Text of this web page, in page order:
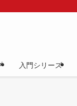
入門シリーズ